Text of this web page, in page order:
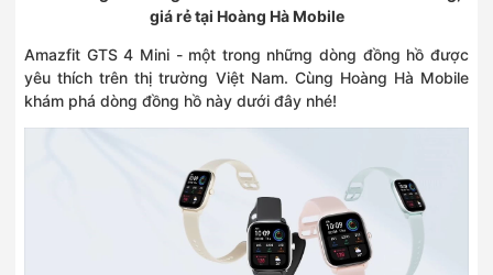
giá rẻ tại Hoàng Hà Mobile
Amazfit GTS 4 Mini - một trong những dòng đồng hồ được
yêu thích trên thị trường Việt Nam. Cùng Hoàng Hà Mobile
khám phá dòng đồng hồ này dưới đây nhé!